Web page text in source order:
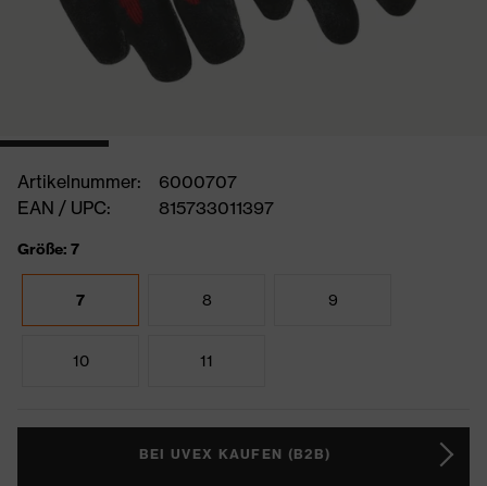
Artikelnummer:
6000707
EAN / UPC:
815733011397
Größe: 7
7 8 9
10 11
BEI UVEX KAUFEN (B2B)